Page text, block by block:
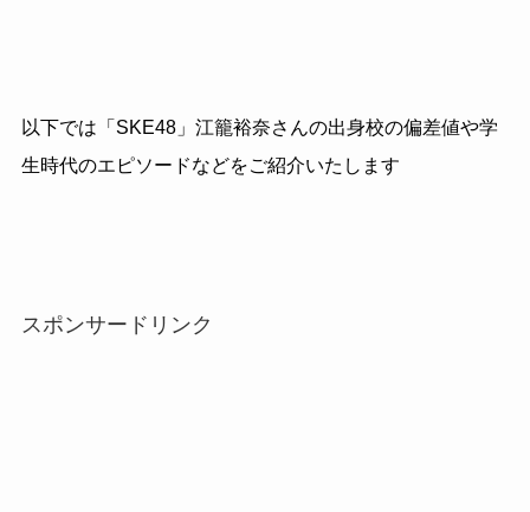
以下では「SKE48」江籠裕奈さんの出身校の偏差値や学
生時代のエピソードなどをご紹介いたします
スポンサードリンク